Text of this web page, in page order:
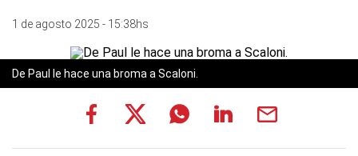
1 de agosto 2025 - 15:38hs
De Paul le hace una broma a Scaloni.